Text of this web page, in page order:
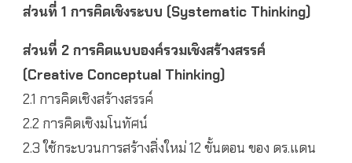
ส่วนที่ 1 การคิดเชิงระบบ (Systematic Thinking)
ส่วนที่ 2 การคิดแบบองค์รวมเชิงสร้างสรรค์
(Creative Conceptual Thinking)
2.1 การคิดเชิงสร้างสรรค์
2.2 การคิดเชิงมโนทัศน์
2.3 ใช้กระบวนการสร้างสิ่งใหม่ 12 ขั้นตอน ของ ดร.แดน